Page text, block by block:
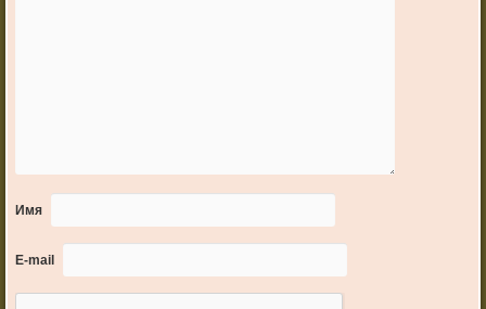
Имя
E-mail